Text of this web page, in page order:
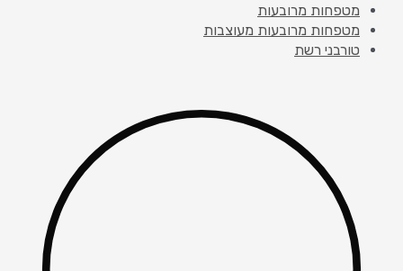
מטפחות מרובעות
מטפחות מרובעות מעוצבות
טורבני רשת